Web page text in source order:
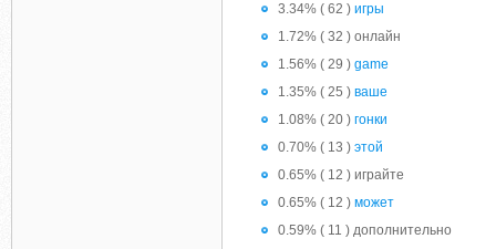
3.34% ( 62 ) игры
1.72% ( 32 ) онлайн
1.56% ( 29 ) game
1.35% ( 25 ) ваше
1.08% ( 20 ) гонки
0.70% ( 13 ) этой
0.65% ( 12 ) играйте
0.65% ( 12 ) может
0.59% ( 11 ) дополнительно